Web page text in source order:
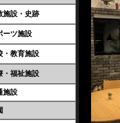
施設・史跡
ーツ施設
・教育施設
・福祉施設
施設